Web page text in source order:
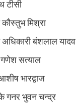
टीसी
मिश्रा
बंशलाल यादव
सत्याल
भारद्वाज
गनर भुवन चन्द्र